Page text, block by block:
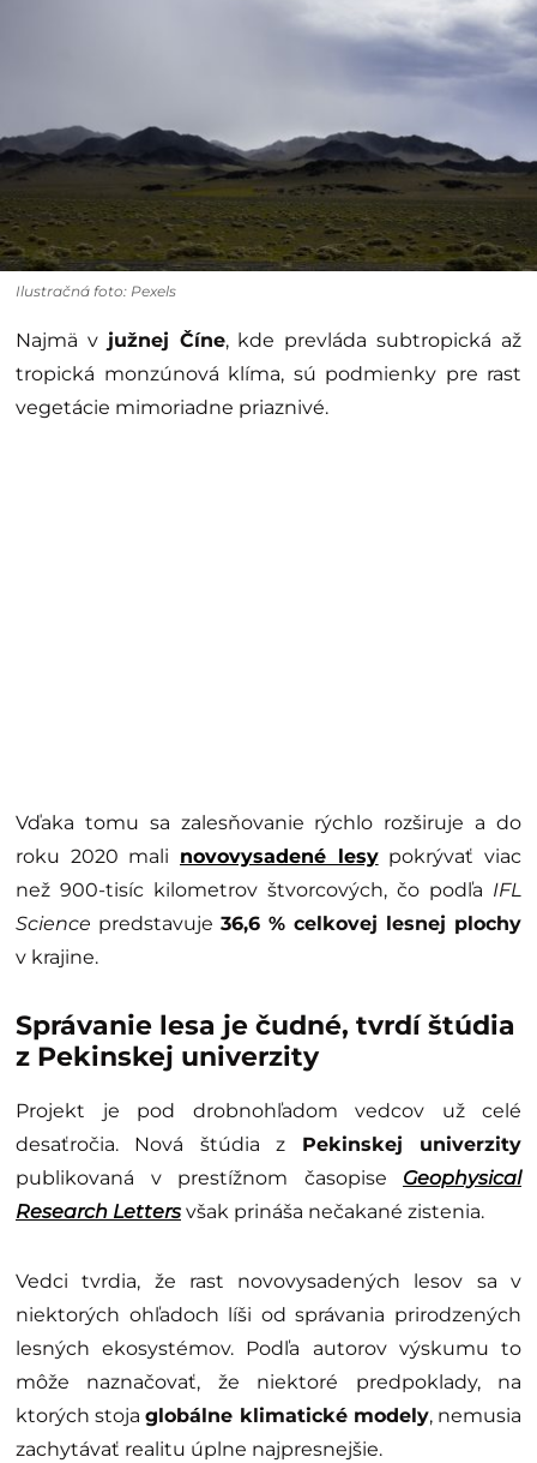
Ilustračná foto: Pexels
Najmä v južnej Číne, kde prevláda subtropická až
tropická monzúnová klíma, sú podmienky pre rast
vegetácie mimoriadne priaznivé.
Vďaka tomu sa zalesňovanie rýchlo rozširuje a do
roku 2020 mali novovysadené lesypokrývať viac
než 900-tisíc kilometrov štvorcových, čo podľa IFL
Science predstavuje 36,6 % celkovej lesnej plochy
v krajine.
Správanie lesa je čudné, tvrdí štúdia
z Pekinskej univerzity
Projekt je pod drobnohľadom vedcov už celé
desaťročia. Nová štúdia z Pekinskej univerzity
publikovaná v prestížnom časopise Geophysical
Research Letters však prináša nečakané zistenia.
Vedci tvrdia, že rast novovysadených lesov sa v
niektorých ohľadoch líši od správania prirodzených
lesných ekosystémov. Podľa autorov výskumu to
môže naznačovať, že niektoré predpoklady, na
ktorých stojaglobálne klimatické modely, nemusia
zachytávať realitu úplne najpresnejšie.